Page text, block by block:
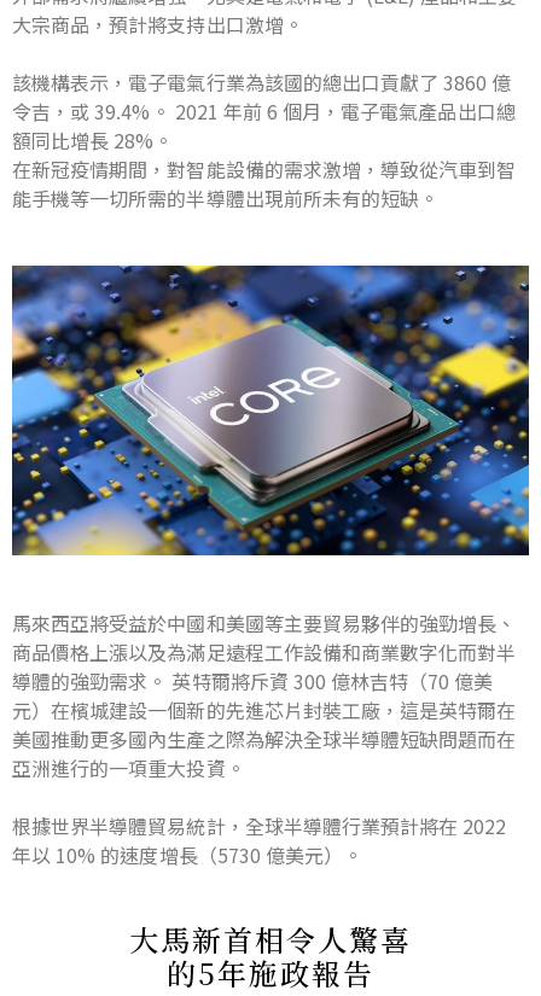
大宗商品，預計將支持出口激增。
該機構表示，電子電氣行業為該國的總出口貢獻了 3860 億
令吉，或 39.4%。 2021 年前 6 個月，電子電氣產品出口總
額同比增長 28%。
在新冠疫情期間，對智能設備的需求激增，導致從汽車到智
能手機等一切所需的半導體出現前所未有的短缺。
馬來西亞將受益於中國和美國等主要貿易夥伴的強勁增長、
商品價格上漲以及為滿足遠程工作設備和商業數字化而對半
導體的強勁需求。 英特爾將斥資 300 億林吉特（70 億美
元）在檳城建設一個新的先進芯片封裝工廠，這是英特爾在
美國推動更多國內生產之際為解決全球半導體短缺問題而在
亞洲進行的一項重大投資。
根據世界半導體貿易統計，全球半導體行業預計將在 2022
年以 10% 的速度增長（5730 億美元）。
大馬新首相令人驚喜
的5年施政報告